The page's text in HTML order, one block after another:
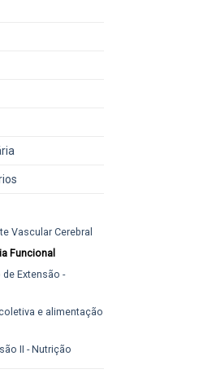
Vascular Cerebral
Funcional
Extensão -
e alimentação
II - Nutrição